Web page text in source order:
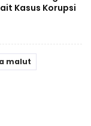
Kasus Korupsi
malut